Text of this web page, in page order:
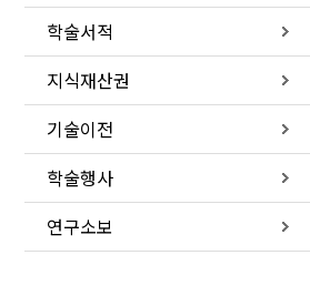
학술서적
지식재산권
기술이전
학술행사
연구소보